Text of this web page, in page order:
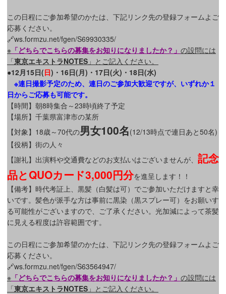
この日程にご参加希望のかたは、下記リンク先の登録フォームよご
応募ください。
🔗ws.formzu.net/fgen/S69930335/
※ 「どちらでこちらの募集をお知りになりましたか？」 の設問には
「東京エキストラNOTES 」とご記入ください。
●12月15日(日)・16日(月)・17日(火)・18日(水)
※連日撮影予定のため、連日のご参加大歓迎ですが、いずれか１
日からご応募も可能です。
【時間】朝8時集合～23時頃終了予定
【場所】千葉県富津市の某所
【対象】18歳～70代の男女100名(12/13時点で連日あと50名)
【役柄】街の人々
【謝礼】出演料や交通費などのお支払いはございませんが、 記念
品とQUOカード3,000円分を進呈します！！
【備考】時代考証上、黒髪（白髪は可）でご参加いただけますと幸
いです。髪色が派手な方は事前に黒染（黒スプレー可）をお願いす
る可能性がございますので、ご了承ください。光加減によって茶髪
に見える程度は許容範囲です。
この日程にご参加希望のかたは、下記リンク先の登録フォームよご
応募ください。
🔗ws.formzu.net/fgen/S63564947/
※ 「どちらでこちらの募集をお知りになりましたか？」 の設問には
「東京エキストラNOTES 」とご記入ください。